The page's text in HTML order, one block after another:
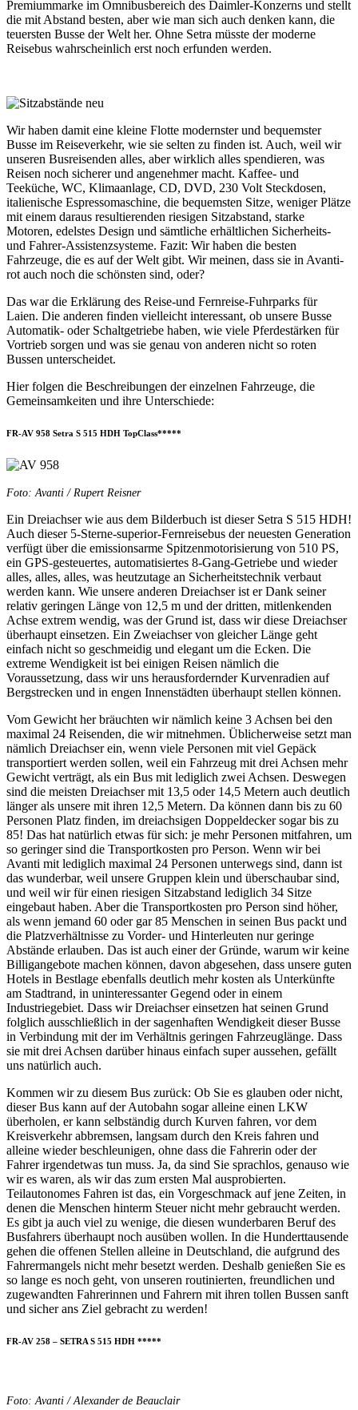
Premiummarke im Omnibusbereich des Daimler-Konzerns und stellt
die mit Abstand besten, aber wie man sich auch denken kann, die
teuersten Busse der Welt her. Ohne Setra müsste der moderne
Reisebus wahrscheinlich erst noch erfunden werden.
Wir haben damit eine kleine Flotte modernster und bequemster
Busse im Reiseverkehr, wie sie selten zu finden ist. Auch, weil wir
unseren Busreisenden alles, aber wirklich alles spendieren, was
Reisen noch sicherer und angenehmer macht. Kaffee- und
Teeküche, WC, Klimaanlage, CD, DVD, 230 Volt Steckdosen,
italienische Espressomaschine, die bequemsten Sitze, weniger Plätze
mit einem daraus resultierenden riesigen Sitzabstand, starke
Motoren, edelstes Design und sämtliche erhältlichen Sicherheits-
und Fahrer-Assistenzsysteme. Fazit: Wir haben die besten
Fahrzeuge, die es auf der Welt gibt. Wir meinen, dass sie in Avanti-
rot auch noch die schönsten sind, oder?
Das war die Erklärung des Reise-und Fernreise-Fuhrparks für
Laien. Die anderen finden vielleicht interessant, ob unsere Busse
Automatik- oder Schaltgetriebe haben, wie viele Pferdestärken für
Vortrieb sorgen und was sie genau von anderen nicht so roten
Bussen unterscheidet.
Hier folgen die Beschreibungen der einzelnen Fahrzeuge, die
Gemeinsamkeiten und ihre Unterschiede:
FR-AV 958 Setra S 515 HDH TopClass*****
Foto: Avanti / Rupert Reisner
Ein Dreiachser wie aus dem Bilderbuch ist dieser Setra S 515 HDH!
Auch dieser 5-Sterne-superior-Fernreisebus der neuesten Generation
verfügt über die emissionsarme Spitzenmotorisierung von 510 PS,
ein GPS-gesteuertes, automatisiertes 8-Gang-Getriebe und wieder
alles, alles, alles, was heutzutage an Sicherheitstechnik verbaut
werden kann. Wie unsere anderen Dreiachser ist er Dank seiner
relativ geringen Länge von 12,5 m und der dritten, mitlenkenden
Achse extrem wendig, was der Grund ist, dass wir diese Dreiachser
überhaupt einsetzen. Ein Zweiachser von gleicher Länge geht
einfach nicht so geschmeidig und elegant um die Ecken. Die
extreme Wendigkeit ist bei einigen Reisen nämlich die
Voraussetzung, dass wir uns herausfordernder Kurvenradien auf
Bergstrecken und in engen Innenstädten überhaupt stellen können.
Vom Gewicht her bräuchten wir nämlich keine 3 Achsen bei den
maximal 24 Reisenden, die wir mitnehmen. Üblicherweise setzt man
nämlich Dreiachser ein, wenn viele Personen mit viel Gepäck
transportiert werden sollen, weil ein Fahrzeug mit drei Achsen mehr
Gewicht verträgt, als ein Bus mit lediglich zwei Achsen. Deswegen
sind die meisten Dreiachser mit 13,5 oder 14,5 Metern auch deutlich
länger als unsere mit ihren 12,5 Metern. Da können dann bis zu 60
Personen Platz finden, im dreiachsigen Doppeldecker sogar bis zu
85! Das hat natürlich etwas für sich: je mehr Personen mitfahren, um
so geringer sind die Transportkosten pro Person. Wenn wir bei
Avanti mit lediglich maximal 24 Personen unterwegs sind, dann ist
das wunderbar, weil unsere Gruppen klein und überschaubar sind,
und weil wir für einen riesigen Sitzabstand lediglich 34 Sitze
eingebaut haben. Aber die Transportkosten pro Person sind höher,
als wenn jemand 60 oder gar 85 Menschen in seinen Bus packt und
die Platzverhältnisse zu Vorder- und Hinterleuten nur geringe
Abstände erlauben. Das ist auch einer der Gründe, warum wir keine
Billigangebote machen können, davon abgesehen, dass unsere guten
Hotels in Bestlage ebenfalls deutlich mehr kosten als Unterkünfte
am Stadtrand, in uninteressanter Gegend oder in einem
Industriegebiet. Dass wir Dreiachser einsetzen hat seinen Grund
folglich ausschließlich in der sagenhaften Wendigkeit dieser Busse
in Verbindung mit der im Verhältnis geringen Fahrzeuglänge. Dass
sie mit drei Achsen darüber hinaus einfach super aussehen, gefällt
uns natürlich auch.
Kommen wir zu diesem Bus zurück: Ob Sie es glauben oder nicht,
dieser Bus kann auf der Autobahn sogar alleine einen LKW
überholen, er kann selbständig durch Kurven fahren, vor dem
Kreisverkehr abbremsen, langsam durch den Kreis fahren und
alleine wieder beschleunigen, ohne dass die Fahrerin oder der
Fahrer irgendetwas tun muss. Ja, da sind Sie sprachlos, genauso wie
wir es waren, als wir das zum ersten Mal ausprobierten.
Teilautonomes Fahren ist das, ein Vorgeschmack auf jene Zeiten, in
denen die Menschen hinterm Steuer nicht mehr gebraucht werden.
Es gibt ja auch viel zu wenige, die diesen wunderbaren Beruf des
Busfahrers überhaupt noch ausüben wollen. In die Hunderttausende
gehen die offenen Stellen alleine in Deutschland, die aufgrund des
Fahrermangels nicht mehr besetzt werden. Deshalb genießen Sie es
so lange es noch geht, von unseren routinierten, freundlichen und
zugewandten Fahrerinnen und Fahrern mit ihren tollen Bussen sanft
und sicher ans Ziel gebracht zu werden!
FR-AV 258 – SETRA S 515 HDH *****
Foto: Avanti / Alexander de Beauclair